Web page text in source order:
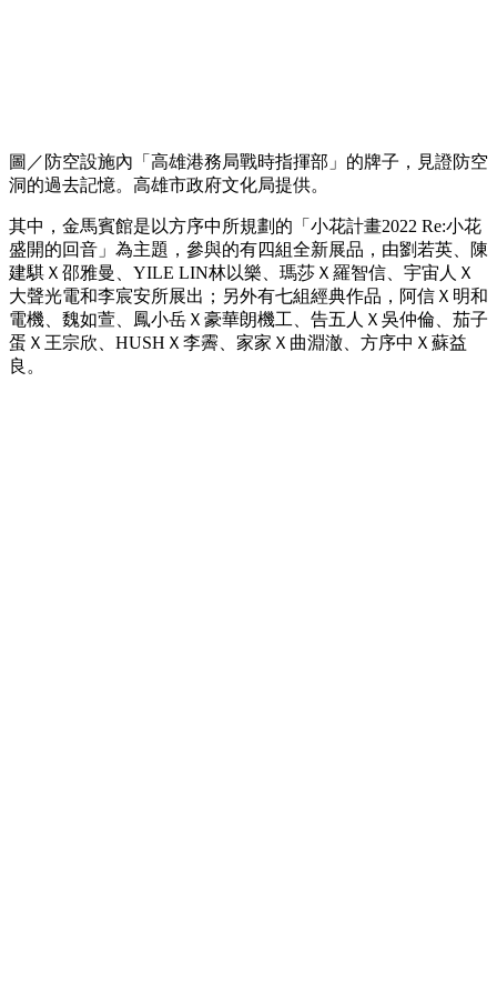
圖／防空設施內「高雄港務局戰時指揮部」的牌子，見證防空
洞的過去記憶。高雄市政府文化局提供。
其中，金馬賓館是以方序中所規劃的「小花計畫2022 Re:小花
盛開的回音」為主題，參與的有四組全新展品，由劉若英、陳
建騏Ｘ邵雅曼、YILE LIN林以樂、瑪莎Ｘ羅智信、宇宙人Ｘ
大聲光電和李宸安所展出；另外有七組經典作品，阿信Ｘ明和
電機、魏如萱、鳳小岳Ｘ豪華朗機工、告五人Ｘ吳仲倫、茄子
蛋Ｘ王宗欣、HUSHＸ李霽、家家Ｘ曲淵澈、方序中Ｘ蘇益
良。